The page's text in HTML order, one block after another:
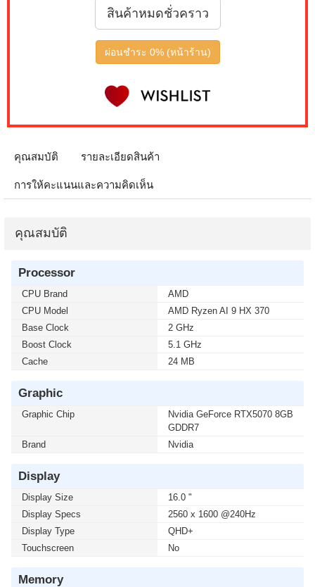
สินค้าหมดชั่วคราว
ผ่อนชำระ 0% (หน้าร้าน)
คุณสมบัติ รายละเอียดสินค้า
การให้คะแนนและความคิดเห็น
คุณสมบัติ
Processor
CPU Brand
AMD
CPU Model
AMD Ryzen AI 9 HX 370
Base Clock
2 GHz
Boost Clock
5.1 GHz
Cache
24 MB
Graphic
Graphic Chip
Nvidia GeForce RTX5070 8GB
GDDR7
Brand
Nvidia
Display
Display Size
16.0 "
Display Specs
2560 x 1600 @240Hz
Display Type
QHD+
Touchscreen
No
Memory